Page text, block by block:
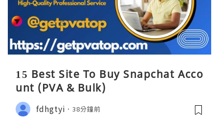
15 Best Site To Buy Snapchat Acco
unt (PVA & Bulk)
fdhgtyi 38分鐘前